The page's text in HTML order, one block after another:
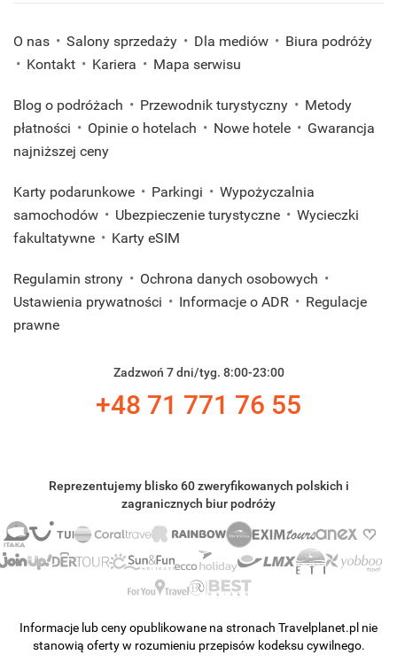
O nas Salony sprzedaży Dla mediów
Biura podróży
Kontakt
Kariera Mapa serwisu
Blog o podróżach Przewodnik turystyczny
Metody
płatności
Opinie o hotelach Nowe hotele
Gwarancja
najniższej ceny
Karty podarunkowe Parkingi
Wypożyczalnia
samochodów
Ubezpieczenie turystyczne
Wycieczki
fakultatywne
Karty eSIM
Regulamin strony
Ochrona danych osobowych
Ustawienia prywatności
Informacje o ADR
Regulacje
prawne
Zadzwoń 7 dni/tyg. 8:00-23:00
+48 71 771 76 55
Reprezentujemy blisko 60 zweryfikowanych polskich i
zagranicznych biur podróży
Informacje lub ceny opublikowane na stronach Travelplanet.pl nie
stanowią oferty w rozumieniu przepisów kodeksu cywilnego.